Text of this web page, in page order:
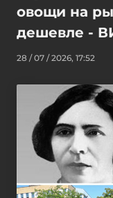
овощи на
дешевле -
28 / 07 / 2026, 17:52